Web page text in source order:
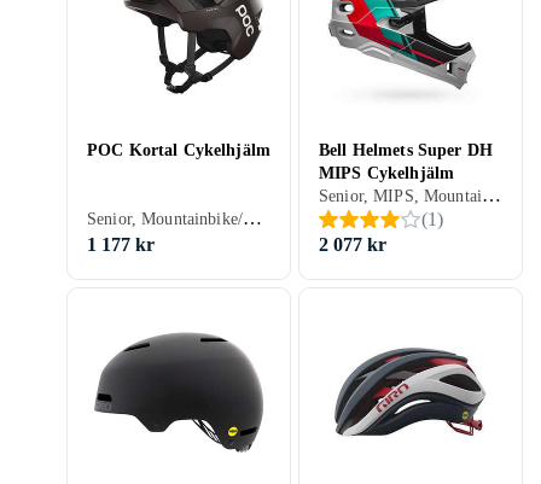
POC Kortal Cykelhjälm
Senior, Mountainbike/Downhill/Trail, Öppen
1 177 kr
Bell Helmets Super DH
MIPS Cykelhjälm
Senior, MIPS, Mountainbike/Downhill/Trail, BMX/Dirt, Heltäckande
(1)
2 077 kr